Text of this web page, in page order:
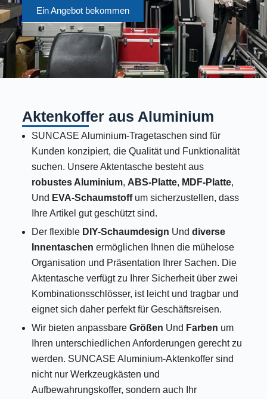
Ein Angebot bekommen
Aktenkoffer aus Aluminium
SUNCASE Aluminium-Tragetaschen sind für
Kunden konzipiert, die Qualität und Funktionalität
suchen. Unsere Aktentasche besteht aus
robustes Aluminium, ABS-Platte, MDF-Platte,
Und EVA-Schaumstoffum sicherzustellen, dass
Ihre Artikel gut geschützt sind.
Der flexible DIY-Schaumdesign Und diverse
Innentaschen ermöglichen Ihnen die mühelose
Organisation und Präsentation Ihrer Sachen. Die
Aktentasche verfügt zu Ihrer Sicherheit über zwei
Kombinationsschlösser, ist leicht und tragbar und
eignet sich daher perfekt für Geschäftsreisen.
Wir bieten anpassbare Größen Und Farben um
Ihren unterschiedlichen Anforderungen gerecht zu
werden. SUNCASE Aluminium-Aktenkoffer sind
nicht nur Werkzeugkästen und
Aufbewahrungskoffer, sondern auch Ihr